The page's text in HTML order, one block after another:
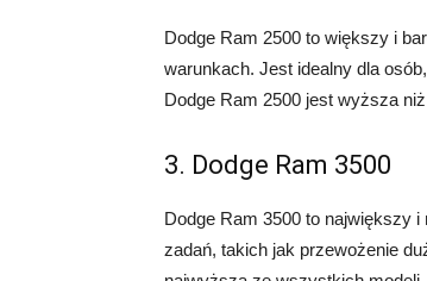
Dodge Ram 2500 to większy i
warunkach. Jest idealny dla
Dodge Ram 2500 jest wyższa
3. Dodge Ram 3500
Dodge Ram 3500 to największy
zadań, takich jak przewożenie